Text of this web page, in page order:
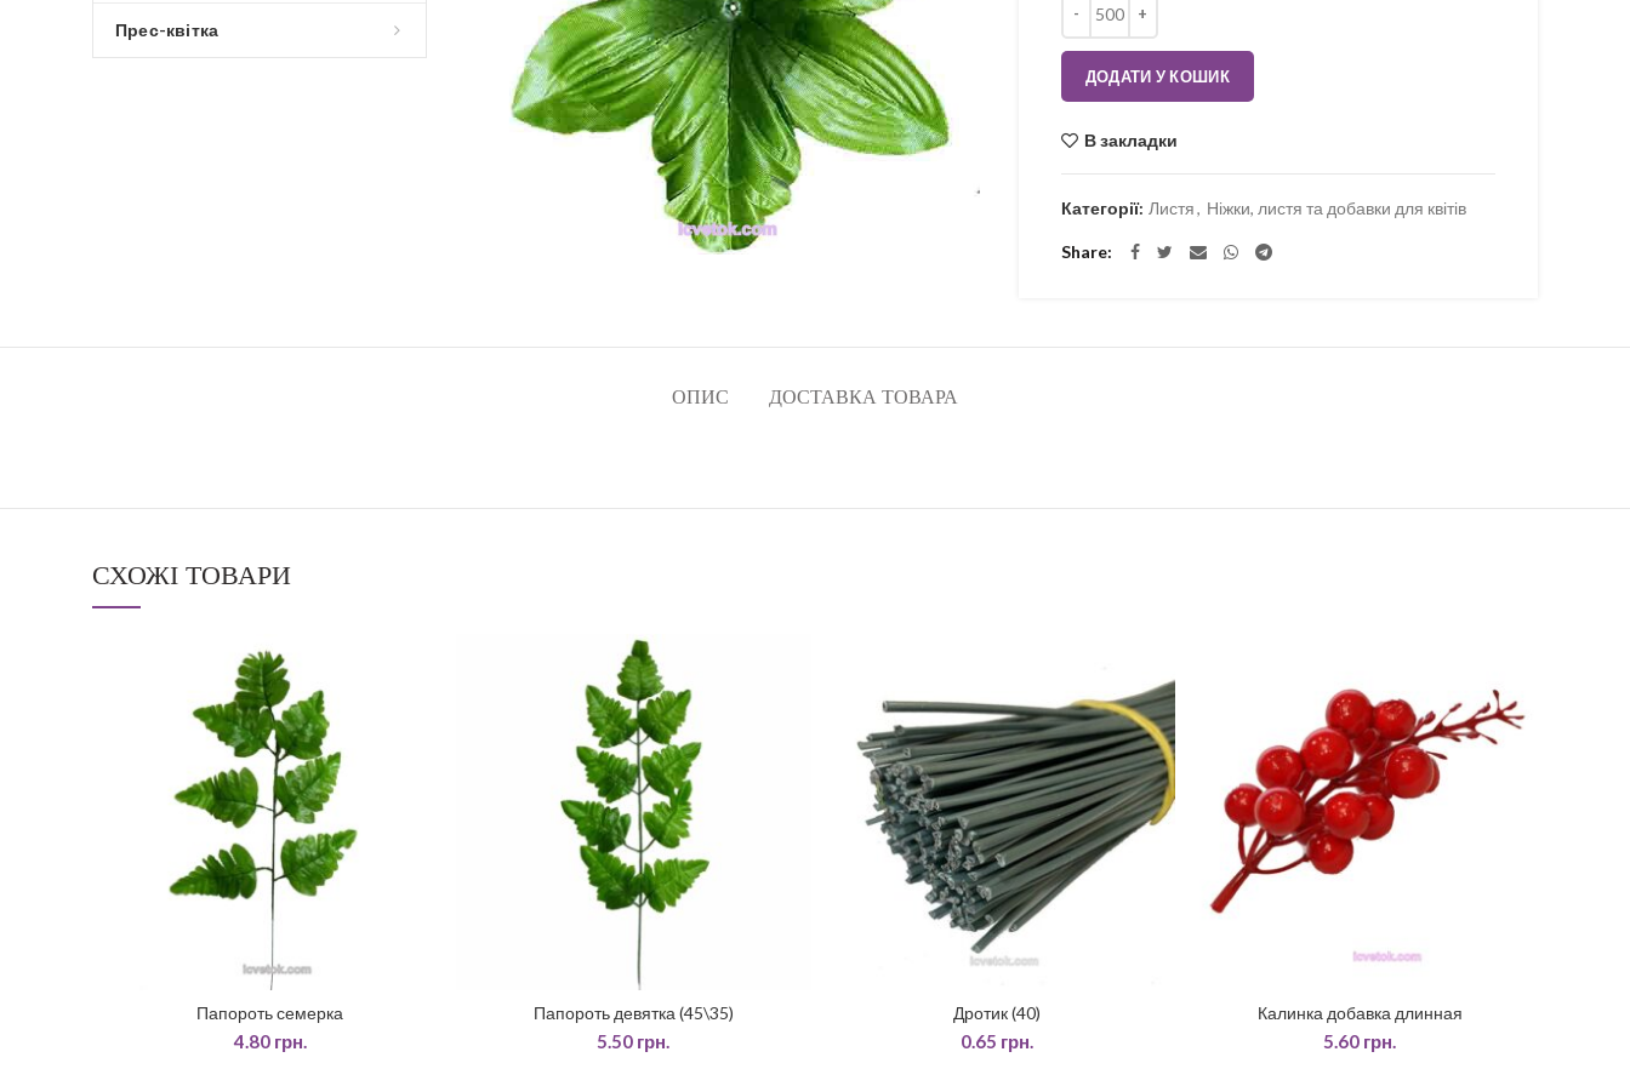
ДОДАТИ У КОШИК
В закладки
Категорії: Листя, Ніжки, листя та добавки для квітів
Share
Прес-квітка
ОПИС ДОСТАВКА ТОВАРА
СХОЖІ ТОВАРИ
ДОДАТИ У КОШИК
Папороть семерка
4.80 грн.
ДОДАТИ У КОШИК
Папороть девятка (45\35)
5.50 грн.
ДОДАТИ У КОШИК
Дротик (40)
0.65 грн.
ДОДАТИ У КОШИК
Калинка добавка длинная
5.60 грн.